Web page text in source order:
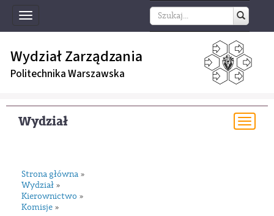
Toggle
navigation
Wydział Zarządzania
Politechnika Warszawska
Wydział
Strona główna »
Wydział »
Kierownictwo »
Komisje »